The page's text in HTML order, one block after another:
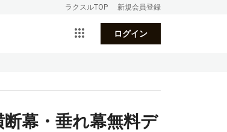
ラクスルTOP 新規会員登録
ログイン
幕・垂れ幕無料デ